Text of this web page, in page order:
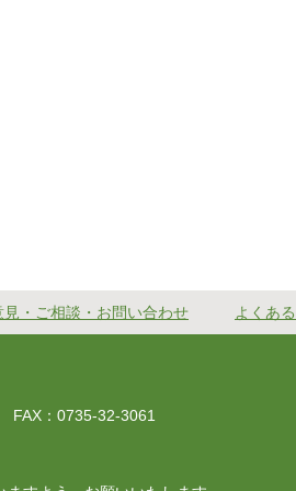
見・ご相談・お問い合わせ よくあ
：0735-32-3061